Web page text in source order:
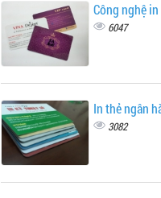
Công nghệ
6047
In thẻ ngân
3082